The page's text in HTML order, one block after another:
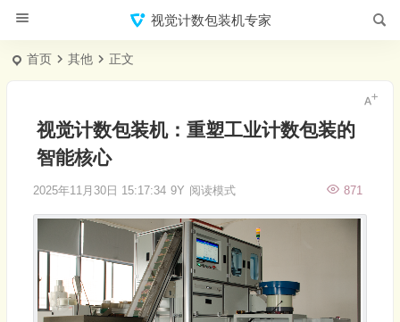
视觉计数包装机专家
首页 其他 正文
视觉计数包装机：重塑工业计数包装的
智能核心
2025年11月30日 15:17:34 9Y 871
阅读模式